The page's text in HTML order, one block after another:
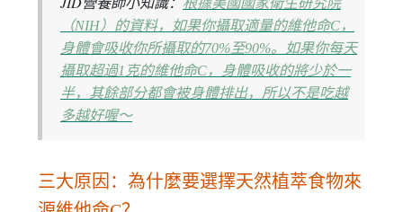
根據美國國家衛生研究院
（NIH）的資料，如果你攝取適量的維他命C，
身體會吸收你所攝取的70%至90%。如果你每天
攝取超過1克的維他命C，身體吸收的將少於一
半，其餘部分都會被身體排出，所以不是吃越
多越好喔～
三大原因：為什麼要選擇天然植萃食物來